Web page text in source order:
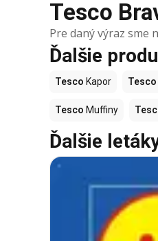
Tesco
Pre daný výraz sme
Ďalšie
Tesco Kapor Tesco
Tesco Muffiny
Ďalšie